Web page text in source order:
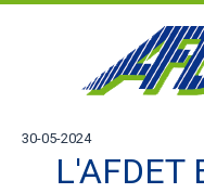
30-05-2024
L'AFDET